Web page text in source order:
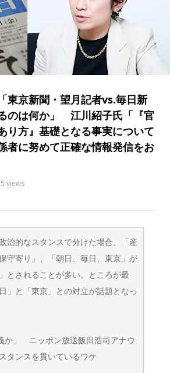
東京新聞・望月記者vs.毎日新
のは何か」 江川紹子氏「『官
り方』基礎となる事実について
者に努めて正確な情報発信をお
views
治的なスタンスで分けた場合、「産
守寄り」、「朝日、毎日、東京」が
とされることが多い。ところが最
」と「東京」との対立が話題となっ
義か」 ニッポン放送飯田浩司アナウ
タンスを貫いているワケ